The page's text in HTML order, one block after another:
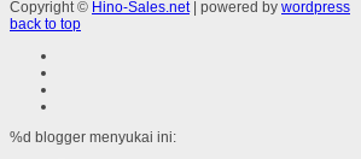
Copyright © Hino-Sales.net| powered by wordpress
back to top
%d blogger menyukai ini: